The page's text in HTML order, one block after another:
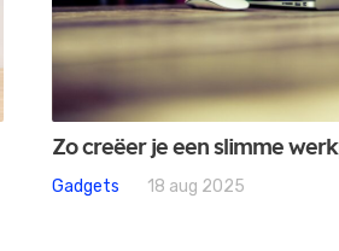
Zo creëer je een slimme
Gadgets 18 aug 2025